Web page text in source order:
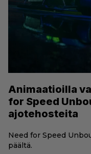
Animaatioilla
for Speed
ajotehosteita
Need for Speed
päältä.